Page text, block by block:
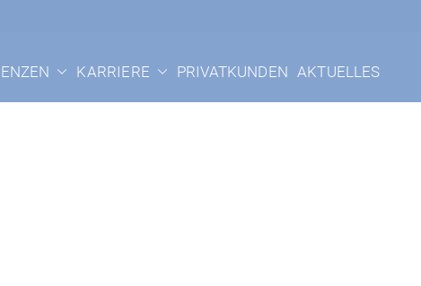
KARRIERE PRIVATKUNDEN AKTUELLES